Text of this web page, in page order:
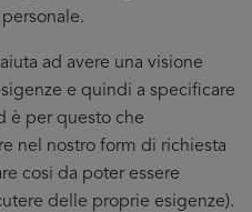
ad avere una visione
e quindi a specificare
è per questo che
nel nostro form di richiesta
cosi da poter essere
delle proprie esigenze).